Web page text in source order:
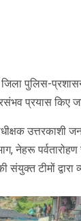
पुलिस-प्रशासन
प्रयास किए
उत्तरकाशी
नेहरू
टीमों द्वारा